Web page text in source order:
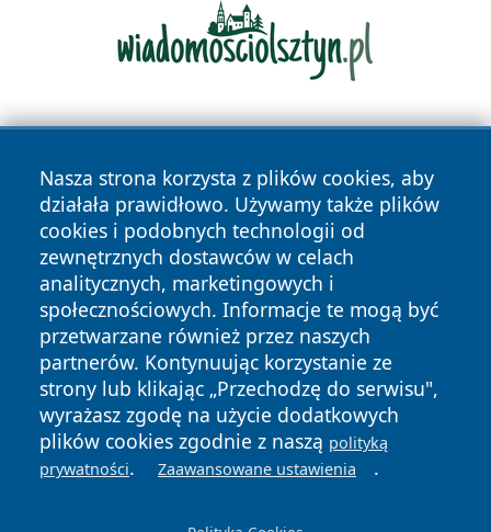
Nasza strona korzysta z plików cookies, aby
działała prawidłowo. Używamy także plików
cookies i podobnych technologii od
zewnętrznych dostawców w celach
analitycznych, marketingowych i
społecznościowych. Informacje te mogą być
przetwarzane również przez naszych
partnerów. Kontynuując korzystanie ze
strony lub klikając „Przechodzę do serwisu",
wyrażasz zgodę na użycie dodatkowych
plików cookies zgodnie z naszą polityką
prywatności. Zaawansowane ustawienia .
Copyright © 2026 nowinypilskie.pl Wszystkie prawa
zastrzeżone.
News Autorzy
Polityka
Prywatności
Polityka
Cookies